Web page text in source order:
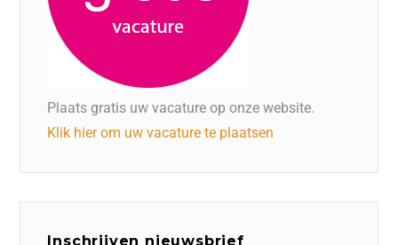
Plaats gratis uw vacature op onze website.
Klik hier om uw vacature te plaatsen
Inschrijven nieuwsbrief